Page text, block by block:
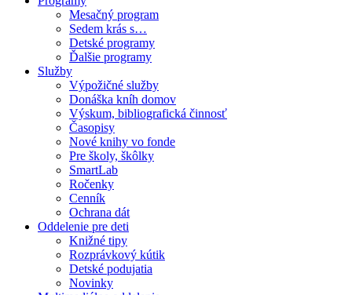
Mesačný program
Sedem krás s…
Detské programy
Ďalšie programy
Služby
Výpožičné služby
Donáška kníh domov
Výskum, bibliografická činnosť
Časopisy
Nové knihy vo fonde
Pre školy, škôlky
SmartLab
Ročenky
Cenník
Ochrana dát
Oddelenie pre deti
Knižné tipy
Rozprávkový kútik
Detské podujatia
Novinky